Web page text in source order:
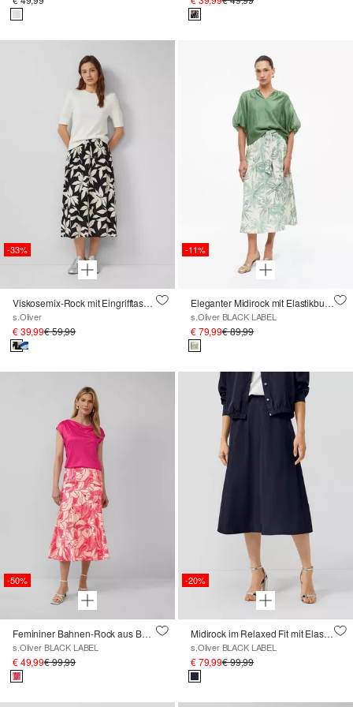
-33%
Viskosemix-Rock mit Eingrifftaschen
s.Oliver
€ 39,99€ 59,99
-11%
Eleganter Midirock mit Elastikbund und Gürtel
s.Oliver BLACK LABEL
€ 79,99€ 89,99
-50%
Femininer Bahnen-Rock aus Baumwolle mit All-over-Print
s.Oliver BLACK LABEL
€ 49,99€ 99,99
-20%
Midirock im Relaxed Fit mit Elastikbund
s.Oliver BLACK LABEL
€ 79,99€ 99,99